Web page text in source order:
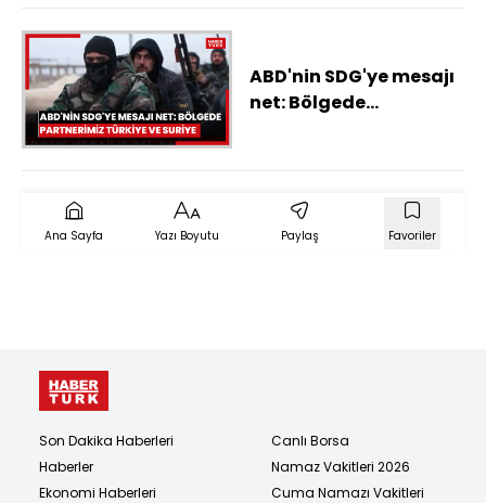
ABD'nin SDG'ye mesajı
net: Bölgede
Ana Sayfa Yazı Boyutu Paylaş Favoriler
Son Dakika Haberleri
Haberler
Ekonomi Haberleri
Canlı Borsa
Namaz Vakitleri 2026
Cuma Namazı Vakitleri